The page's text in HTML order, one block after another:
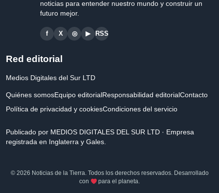
noticias para entender nuestro mundo y construir un
futuro mejor.
f X ◎ ▶ RSS
Red editorial
Medios Digitales del Sur LTD
Quiénes somosEquipo editorialResponsabilidad editorialContacto
Política de privacidad y cookiesCondiciones del servicio
Publicado por MEDIOS DIGITALES DEL SUR LTD · Empresa
registrada en Inglaterra y Gales.
© 2026 Noticias de la Tierra. Todos los derechos reservados. Desarrollado
con
para el planeta.